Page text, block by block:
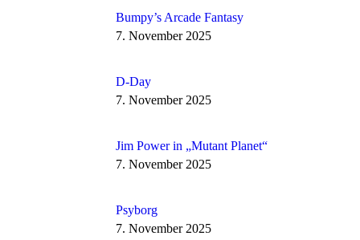
Bumpy’s Arcade Fantasy
7. November 2025
D-Day
7. November 2025
Jim Power in „Mutant Planet“
7. November 2025
Psyborg
7. November 2025